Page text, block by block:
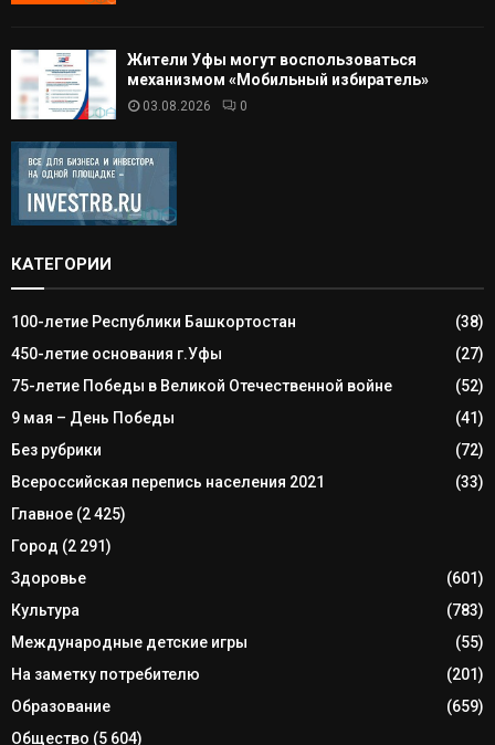
Жители Уфы могут воспользоваться
механизмом «Мобильный избиратель»
03.08.2026 0
КАТЕГОРИИ
100-летие Республики Башкортостан
(38)
450-летие основания г.Уфы
(27)
75-летие Победы в Великой Отечественной войне
(52)
9 мая – День Победы
(41)
Без рубрики
(72)
Всероссийская перепись населения 2021
(33)
Главное (2 425)
Город (2 291)
Здоровье
(601)
Культура
(783)
Международные детские игры
(55)
На заметку потребителю
(201)
Образование
(659)
Общество (5 604)